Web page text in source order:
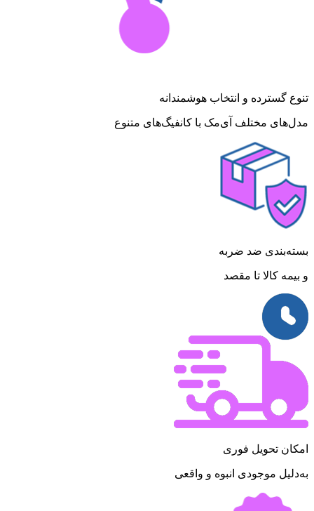
تنوع گسترده و انتخاب هوشمندانه
مدل‌های مختلف آی‌مک با کانفیگ‌های متنوع
بسته‌بندی ضد ضربه
و بیمه کالا تا مقصد
امکان تحویل فوری
به‌دلیل موجودی انبوه و واقعی